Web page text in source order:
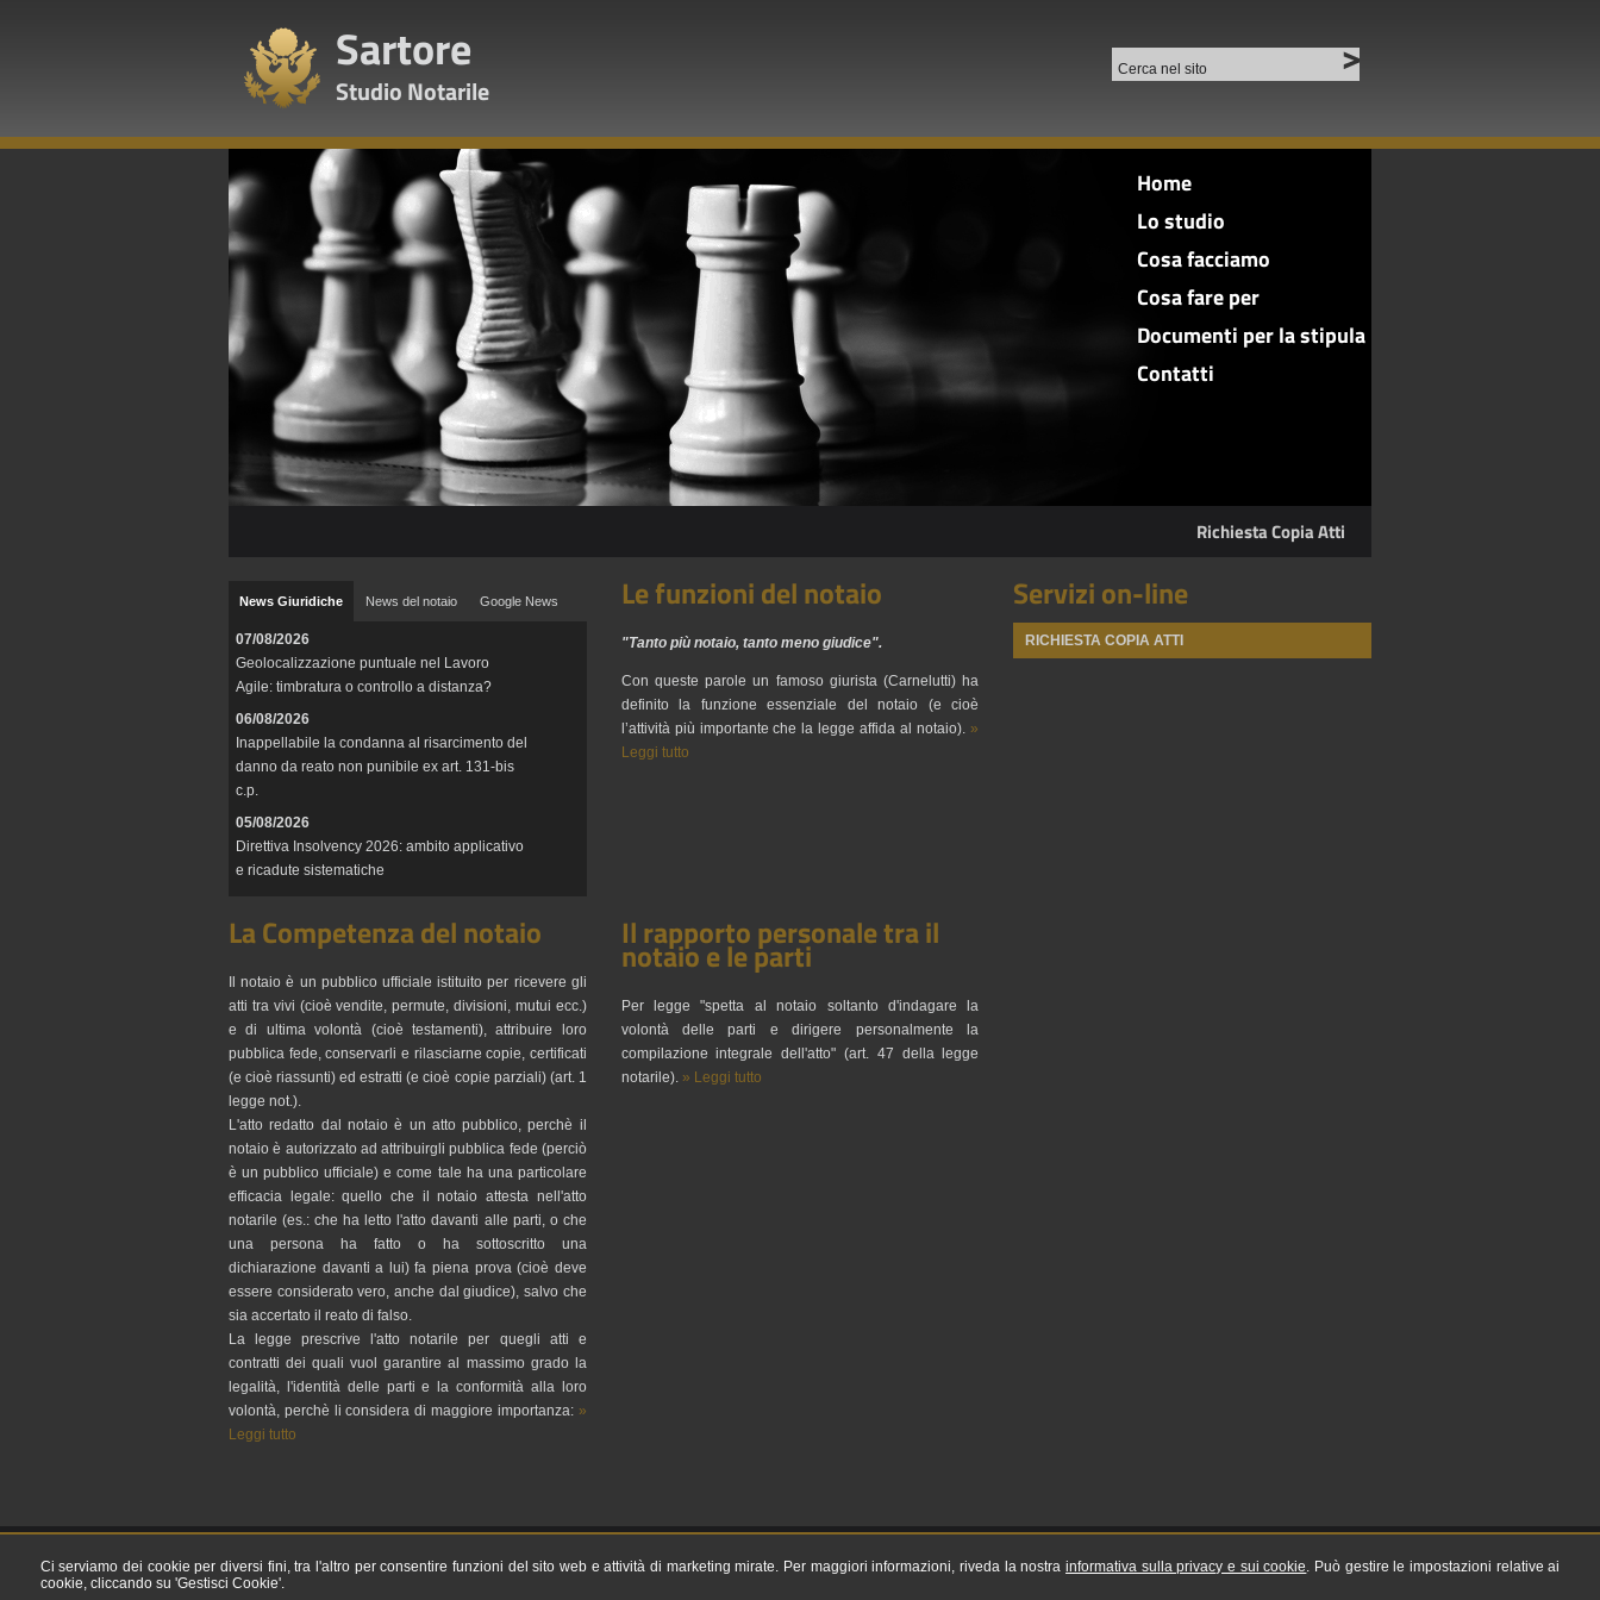
Ci serviamo dei cookie per diversi fini, tra l'altro per consentire funzioni del sito web e attività di marketing mirate. Per maggiori informazioni, riveda la nostrainformativa sulla privacy e sui cookie. Può gestire le impostazioni relative ai
cookie, cliccando su 'Gestisci Cookie'.
Sartore
Studio Notarile
Home
Lo studio
Cosa facciamo
Cosa fare per
Documenti per la stipula
Contatti
Richiesta Copia Atti
News Giuridiche News del notaio Google News
07/08/2026
Geolocalizzazione puntuale nel Lavoro
Agile: timbratura o controllo a distanza?
06/08/2026
Inappellabile la condanna al risarcimento del
danno da reato non punibile ex art. 131-bis
c.p.
05/08/2026
Direttiva Insolvency 2026: ambito applicativo
e ricadute sistematiche
Le funzioni del notaio
"Tanto più notaio, tanto meno giudice".
Con queste parole un famoso giurista (Carnelutti) ha
definito la funzione essenziale del notaio (e cioè
l’attività più importante che la legge affida al notaio). »
Leggi tutto
Servizi on-line
RICHIESTA COPIA ATTI
La Competenza del notaio
Il notaio è un pubblico ufficiale istituito per ricevere gli
atti tra vivi (cioè vendite, permute, divisioni, mutui ecc.)
e di ultima volontà (cioè testamenti), attribuire loro
pubblica fede, conservarli e rilasciarne copie, certificati
(e cioè riassunti) ed estratti (e cioè copie parziali) (art. 1
legge not.).
L'atto redatto dal notaio è un atto pubblico, perchè il
notaio è autorizzato ad attribuirgli pubblica fede (perciò
è un pubblico ufficiale) e come tale ha una particolare
efficacia legale: quello che il notaio attesta nell'atto
notarile (es.: che ha letto l'atto davanti alle parti, o che
una persona ha fatto o ha sottoscritto una
dichiarazione davanti a lui) fa piena prova (cioè deve
essere considerato vero, anche dal giudice), salvo che
sia accertato il reato di falso.
La legge prescrive l'atto notarile per quegli atti e
contratti dei quali vuol garantire al massimo grado la
legalità, l'identità delle parti e la conformità alla loro
volontà, perchè li considera di maggiore importanza: »
Leggi tutto
Il rapporto personale tra il
notaio e le parti
Per legge "spetta al notaio soltanto d'indagare la
volontà delle parti e dirigere personalmente la
compilazione integrale dell'atto" (art. 47 della legge
notarile). » Leggi tutto
© 2026 Copyright Studio Notarile Sartore. Tutti i diritti riservati | P.IVA 03467900274 |